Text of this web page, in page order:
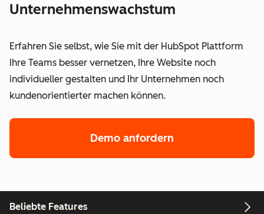
Unternehmenswachstum
Erfahren Sie selbst, wie Sie mit der HubSpot Plattform
Ihre Teams besser vernetzen, Ihre Website noch
individueller gestalten und Ihr Unternehmen noch
kundenorientierter machen können.
Demo anfordern
Beliebte Features